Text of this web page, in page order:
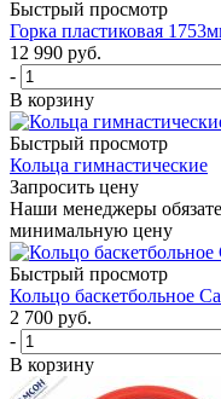
Быстрый просмотр
Горка пластиковая
12 990 руб.
-
В корзину
Быстрый просмотр
Кольца гимнастические
Запросить цену
Наши менеджеры
минимальную цену
Быстрый просмотр
Кольцо баскетбольное
2 700 руб.
-
В корзину